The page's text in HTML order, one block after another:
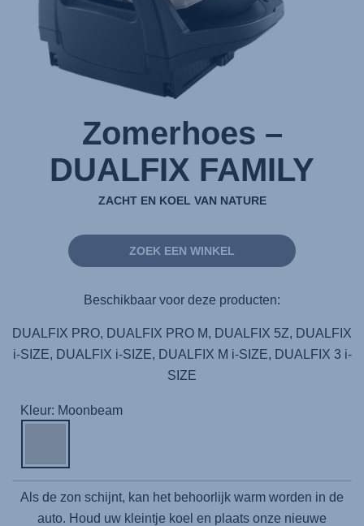
Zomerhoes –
DUALFIX FAMILY
ZACHT EN KOEL VAN NATURE
ZOEK EEN WINKEL
Beschikbaar voor deze producten:
DUALFIX PRO, DUALFIX PRO M, DUALFIX 5Z, DUALFIX
i-SIZE, DUALFIX i-SIZE, DUALFIX M i-SIZE, DUALFIX 3 i-
SIZE
Kleur: Moonbeam
Als de zon schijnt, kan het behoorlijk warm worden in de
auto. Houd uw kleintje koel en plaats onze nieuwe